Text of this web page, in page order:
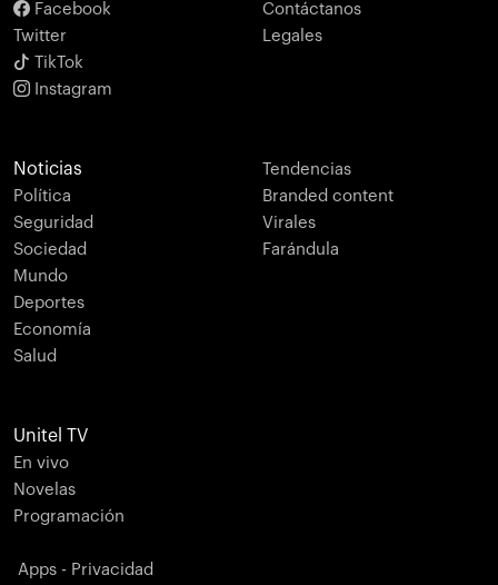
Facebook
Twitter
TikTok
Instagram
Contáctanos
Legales
Noticias
Política
Seguridad
Sociedad
Mundo
Deportes
Economía
Salud
Tendencias
Branded content
Virales
Farándula
Unitel TV
En vivo
Novelas
Programación
Apps - Privacidad